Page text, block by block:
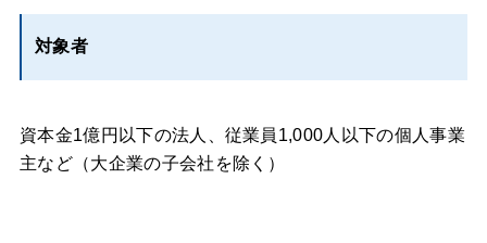
対象者
資本金1億円以下の法人、従業員1,000人以下の個人事業
主など（大企業の子会社を除く）